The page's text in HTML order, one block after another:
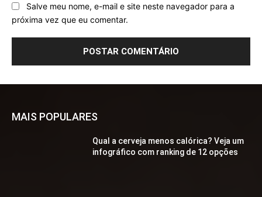
Salve meu nome, e-mail e site neste navegador para a
próxima vez que eu comentar.
MAIS POPULARES
Qual a cerveja menos calórica? Veja um
infográfico com ranking de 12 opções